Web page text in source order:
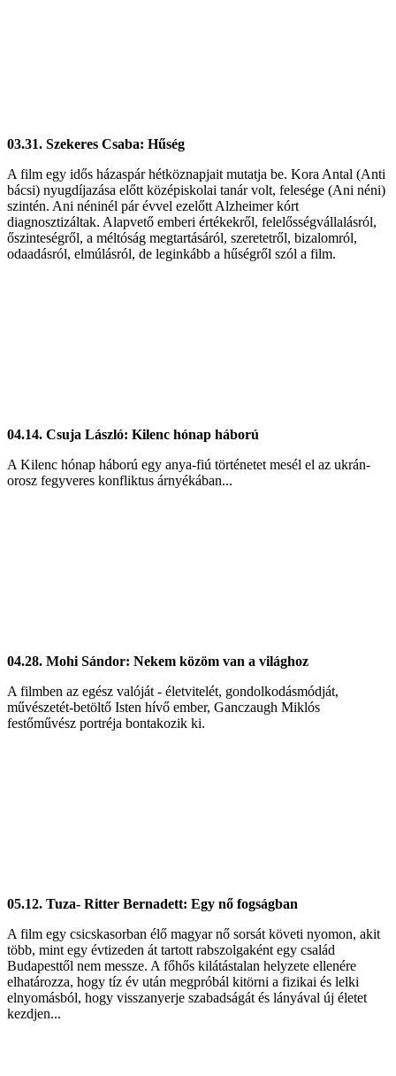
03.31. Szekeres Csaba: Hűség
A film egy idős házaspár hétköznapjait mutatja be. Kora Antal (Anti
bácsi) nyugdíjazása előtt középiskolai tanár volt, felesége (Ani néni)
szintén. Ani néninél pár évvel ezelőtt Alzheimer kórt
diagnosztizáltak. Alapvető emberi értékekről, felelősségvállalásról,
őszinteségről, a méltóság megtartásáról, szeretetről, bizalomról,
odaadásról, elmúlásról, de leginkább a hűségről szól a film.
04.14. Csuja László: Kilenc hónap háború
A Kilenc hónap háború egy anya-fiú történetet mesél el az ukrán-
orosz fegyveres konfliktus árnyékában...
04.28. Mohi Sándor: Nekem közöm van a világhoz
A filmben az egész valóját - életvitelét, gondolkodásmódját,
művészetét-betöltő Isten hívő ember, Ganczaugh Miklós
festőművész portréja bontakozik ki.
05.12. Tuza- Ritter Bernadett: Egy nő fogságban
A film egy csicskasorban élő magyar nő sorsát követi nyomon, akit
több, mint egy évtizeden át tartott rabszolgaként egy család
Budapesttől nem messze. A főhős kilátástalan helyzete ellenére
elhatározza, hogy tíz év után megpróbál kitörni a fizikai és lelki
elnyomásból, hogy visszanyerje szabadságát és lányával új életet
kezdjen...